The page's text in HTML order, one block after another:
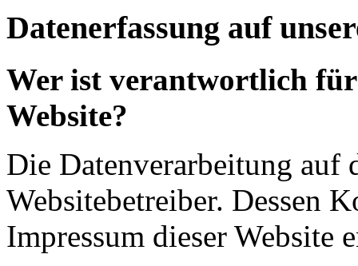
Datenerfassung auf
Wer ist verantwortlich für
Website?
Die Datenverarbeitung auf
Websitebetreiber. Dessen
Impressum dieser Website